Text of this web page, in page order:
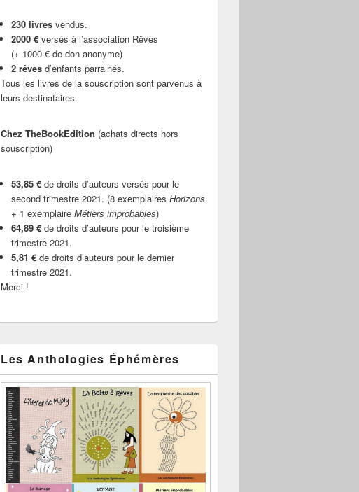
230 livres vendus.
2000 € versés à l’association Rêves
(+ 1000 € de don anonyme)
2 rêves d’enfants parrainés.
Tous les livres de la souscription sont parvenus à
leurs destinataires.
Chez TheBookEdition (achats directs hors
souscription)
53,85 € de droits d’auteurs versés pour le
second trimestre 2021. (8 exemplaires Horizons
+ 1 exemplaire Métiers improbables)
64,89 € de droits d’auteurs pour le troisième
trimestre 2021.
5,81 € de droits d’auteurs pour le dernier
trimestre 2021.
Merci !
Les Anthologies Éphémères